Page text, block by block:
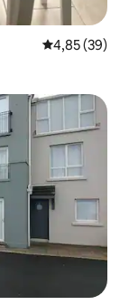
Vidējais
4,85 (39)